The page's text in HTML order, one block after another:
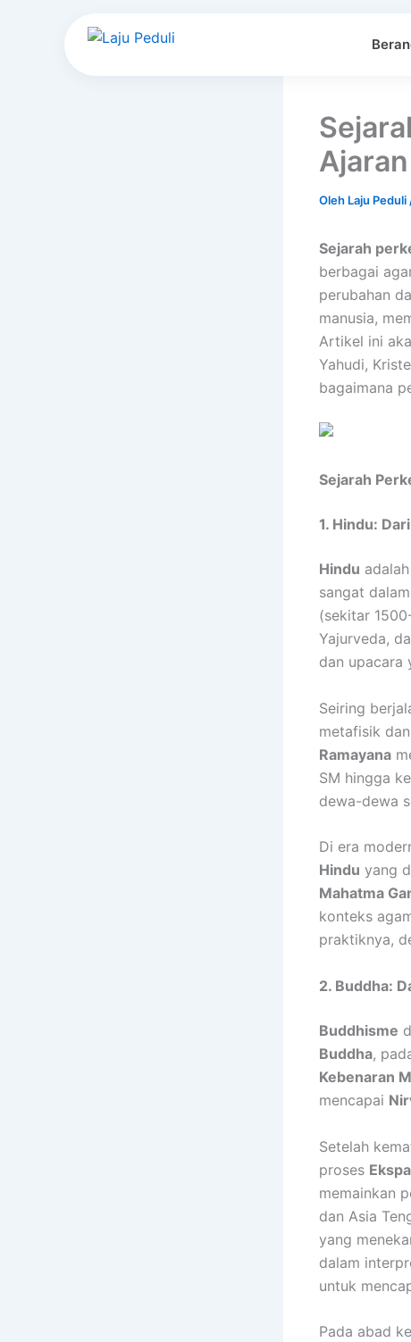
Oleh Laju Peduli
Sejarah
berbagai
perubahan
manusia,
Artikel ini
Yahudi,
bagaimana
Sejarah
1. Hindu:
Hindu
sangat
(sekitar
Yajurveda,
dan upacara
Seiring
metafisik
Ramayana
SM hingga
dewa-dewa
Di era
Hindu yang
Mahatma
konteks
praktiknya,
2. Buddha:
Buddhisme
Buddha,
Kebenaran
mencapai
Setelah
proses
memainkan
dan Asia
yang
dalam
untuk
Pada abad